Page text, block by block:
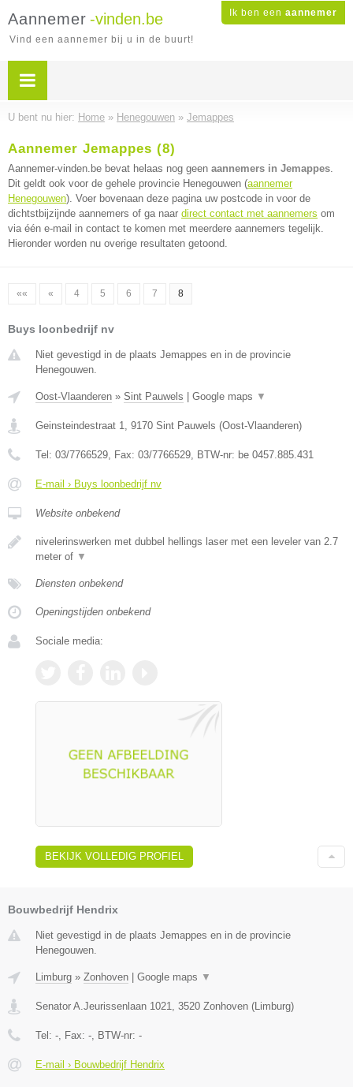
Ik ben een aannemer
Aannemer -vinden.be
Vind een aannemer bij u in de buurt!
U bent nu hier: Home » Henegouwen » Jemappes
Aannemer Jemappes (8)
Aannemer-vinden.be bevat helaas nog geen aannemers in Jemappes.
Dit geldt ook voor de gehele provincie Henegouwen (aannemer
Henegouwen). Voer bovenaan deze pagina uw postcode in voor de
dichtstbijzijnde aannemers of ga naar direct contact met aannemers om
via één e-mail in contact te komen met meerdere aannemers tegelijk.
Hieronder worden nu overige resultaten getoond.
«« « 4 5 6 7 8
Buys loonbedrijf nv
Niet gevestigd in de plaats Jemappes en in de provincie
Henegouwen.
Oost-Vlaanderen » Sint Pauwels Google maps ▼
Geinsteindestraat 1, 9170 Sint Pauwels (Oost-Vlaanderen)
Tel: 03/7766529, Fax: 03/7766529, BTW-nr: be 0457.885.431
E-mail › Buys loonbedrijf nv
Website onbekend
nivelerinswerken met dubbel hellings laser met een leveler van 2.7
meter of ▼
Diensten onbekend
Openingstijden onbekend
Sociale media:
BEKIJK VOLLEDIG PROFIEL
Bouwbedrijf Hendrix
Niet gevestigd in de plaats Jemappes en in de provincie
Henegouwen.
Limburg » Zonhoven | Google maps ▼
Senator A.Jeurissenlaan 1021 3520 Zonhoven (Limburg)
Tel: - , Fax: - , BTW-nr: -
E-mail › Bouwbedrijf Hendrix